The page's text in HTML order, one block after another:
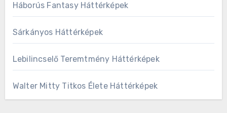
Háborús Fantasy Háttérképek
Sárkányos Háttérképek
Lebilincselő Teremtmény Háttérképek
Walter Mitty Titkos Élete Háttérképek